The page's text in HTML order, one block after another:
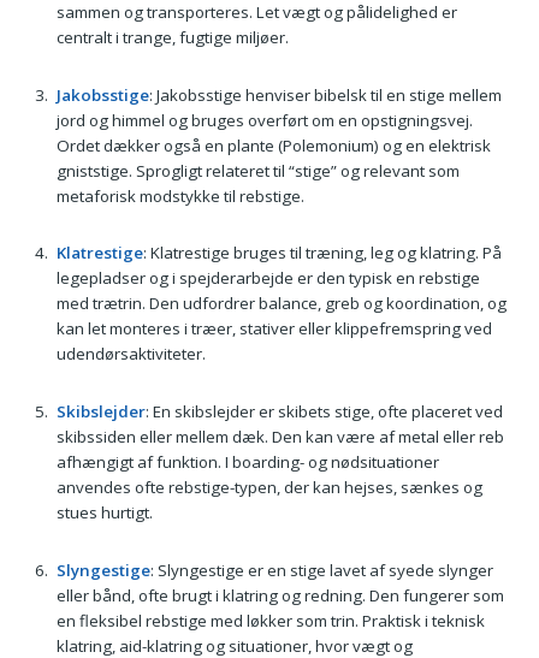
sammen og transporteres. Let vægt og pålidelighed er
centralt i trange, fugtige miljøer.
Jakobsstige: Jakobsstige henviser bibelsk til en stige mellem
jord og himmel og bruges overført om en opstigningsvej.
Ordet dækker også en plante (Polemonium) og en elektrisk
gniststige. Sprogligt relateret til “stige” og relevant som
metaforisk modstykke til rebstige.
Klatrestige: Klatrestige bruges til træning, leg og klatring. På
legepladser og i spejderarbejde er den typisk en rebstige
med trætrin. Den udfordrer balance, greb og koordination, og
kan let monteres i træer, stativer eller klippefremspring ved
udendørsaktiviteter.
Skibslejder: En skibslejder er skibets stige, ofte placeret ved
skibssiden eller mellem dæk. Den kan være af metal eller reb
afhængigt af funktion. I boarding- og nødsituationer
anvendes ofte rebstige-typen, der kan hejses, sænkes og
stues hurtigt.
Slyngestige: Slyngestige er en stige lavet af syede slynger
eller bånd, ofte brugt i klatring og redning. Den fungerer som
en fleksibel rebstige med løkker som trin. Praktisk i teknisk
klatring, aid-klatring og situationer, hvor vægt og